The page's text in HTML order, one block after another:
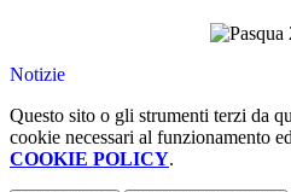
Notizie
Questo sito o gli strumenti terzi da
cookie necessari al funzionamento
COOKIE POLICY.